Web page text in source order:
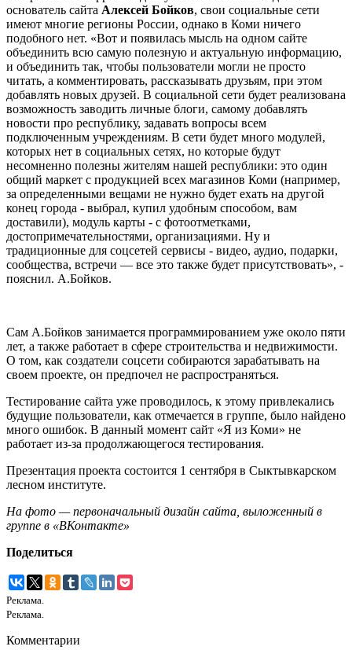
основатель сайта Алексей Бойков, свои социальные сети
имеют многие регионы России, однако в Коми ничего
подобного нет. «Вот и появилась мысль на одном сайте
объединить всю самую полезную и актуальную информацию,
и объединить так, чтобы пользователи могли не просто
читать, а комментировать, рассказывать друзьям, при этом
добавлять новых друзей. В социальной сети будет реализована
возможность заводить личные блоги, самому добавлять
новости про республику, задавать вопросы всем
подключенным учреждениям. В сети будет много модулей,
которых нет в социальных сетях, но которые будут
несомненно полезны жителям нашей республики: это один
общий маркет с продукцией всех магазинов Коми (например,
за определенными вещами не нужно будет ехать на другой
конец города - выбрал, купил удобным способом, вам
доставили), модуль карты - с фотоотметками,
достопримечательностями, организациями. Ну и
традиционные для соцсетей сервисы - видео, аудио, подарки,
сообщества, встречи — все это также будет присутствовать», -
пояснил. А.Бойков.
Сам А.Бойков занимается программированием уже около пяти
лет, а также работает в сфере строительства и недвижимости.
О том, как создатели соцсети собираются зарабатывать на
своем проекте, он предпочел не распространяться.
Тестирование сайта уже проводилось, к этому привлекались
будущие пользователи, как отмечается в группе, было найдено
много ошибок. В данный момент сайт «Я из Коми» не
работает из-за продолжающегося тестирования.
Презентация проекта состоится 1 сентября в Сыктывкарском
лесном институте.
На фото — первоначальный дизайн сайта, выложенный в
группе в «ВКонтакте»
Поделиться
Реклама.
Реклама.
Комментарии